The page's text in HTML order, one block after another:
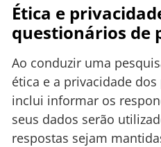
Ética e
questionários de
Ao conduzir uma
ética e a privacidade
inclui informar os
seus dados serão
respostas sejam